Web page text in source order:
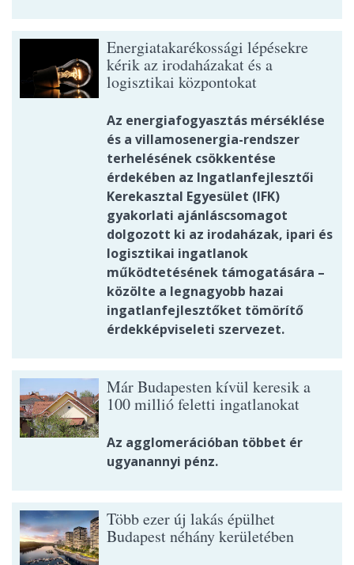
Energiatakarékossági lépésekre
kérik az irodaházakat és a
logisztikai központokat
Az energiafogyasztás mérséklése
és a villamosenergia-rendszer
terhelésének csökkentése
érdekében az Ingatlanfejlesztői
Kerekasztal Egyesület (IFK)
gyakorlati ajánláscsomagot
dolgozott ki az irodaházak, ipari és
logisztikai ingatlanok
működtetésének támogatására –
közölte a legnagyobb hazai
ingatlanfejlesztőket tömörítő
érdekképviseleti szervezet.
Már Budapesten kívül keresik a
100 millió feletti ingatlanokat
Az agglomerációban többet ér
ugyanannyi pénz.
Több ezer új lakás épülhet
Budapest néhány kerületében